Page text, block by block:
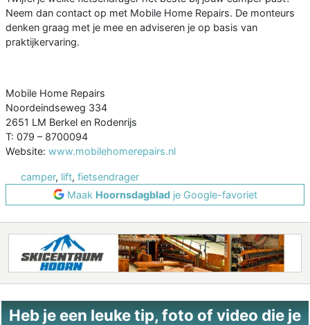
Neem dan contact op met Mobile Home Repairs. De monteurs
denken graag met je mee en adviseren je op basis van
praktijkervaring.
Mobile Home Repairs
Noordeindseweg 334
2651 LM Berkel en Rodenrijs
T: 079 – 8700094
Website: www.mobilehomerepairs.nl
camper, lift, fietsendrager
Maak Hoornsdagbladje Google-favoriet
Heb je een leuke tip, foto of video die je